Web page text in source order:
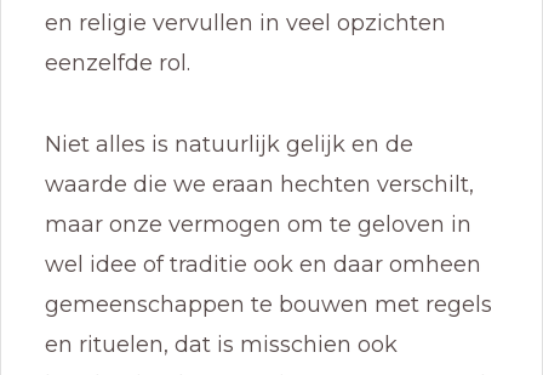
en religie vervullen in veel opzichten
eenzelfde rol.
Niet alles is natuurlijk gelijk en de
waarde die we eraan hechten verschilt,
maar onze vermogen om te geloven in
wel idee of traditie ook en daar omheen
gemeenschappen te bouwen met regels
en rituelen, dat is misschien ook